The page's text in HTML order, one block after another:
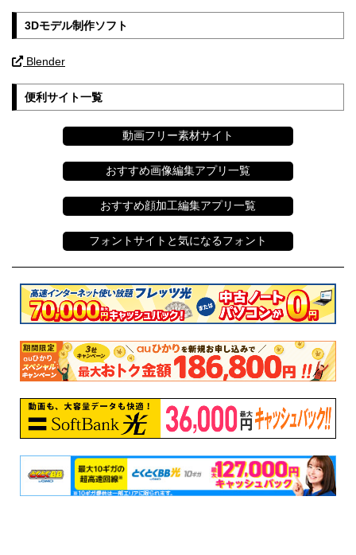
3Dモデル制作ソフト
Blender
便利サイト一覧
動画フリー素材サイト
おすすめ画像編集アプリ一覧
おすすめ顔加工編集アプリ一覧
フォントサイトと気になるフォント